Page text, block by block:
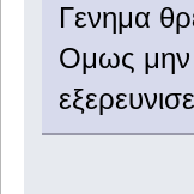
Γενημα
Ομως μην